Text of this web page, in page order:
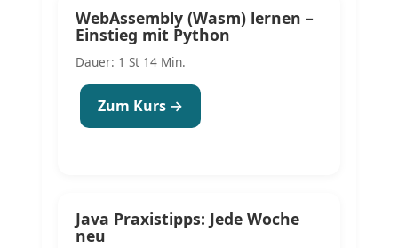
WebAssembly (Wasm) lernen –
Einstieg mit Python
Dauer: 1 St 14 Min.
Zum Kurs →
Java Praxistipps: Jede Woche
neu